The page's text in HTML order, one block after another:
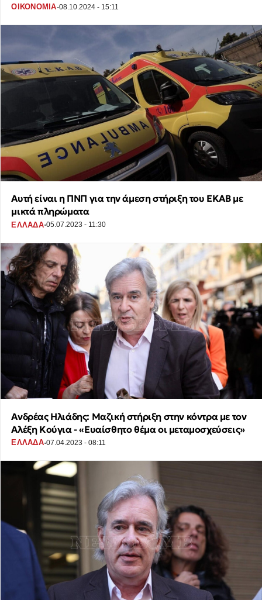
ΟΙΚΟΝΟΜΙΑ·08.10.2024 - 15:11
Αυτή είναι η ΠΝΠ για την άμεση στήριξη του ΕΚΑΒ με
μικτά πληρώματα
ΕΛΛΑΔΑ·05.07.2023 - 11:30
Ανδρέας Ηλιάδης: Μαζική στήριξη στην κόντρα με τον
Αλέξη Κούγια - «Ευαίσθητο θέμα οι μεταμοσχεύσεις»
ΕΛΛΑΔΑ·07.04.2023 - 08:11